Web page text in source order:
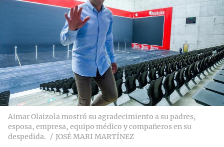
Aimar Olaizola mostró su agradecimiento a su padres,
esposa, empresa, equipo médico y compañeros en su
despedida.
JOSÉ MARI MARTÍNEZ